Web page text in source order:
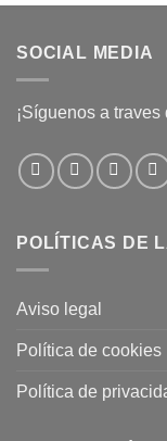
SOCIAL MEDIA
¡Síguenos a
POLÍTICAS DE
Aviso legal
Política de cookies
Política de